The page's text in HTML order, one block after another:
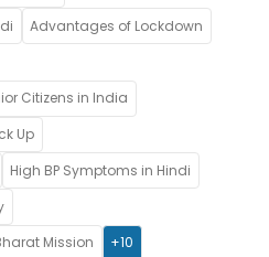
Advantages of Lockdown
Citizens in India
Up
High BP Symptoms in Hindi
Mission
+10